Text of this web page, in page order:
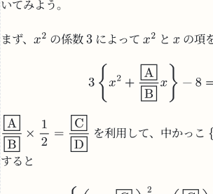
いてみよう。
まず、 の係数 によって と の項
を利用して、中かっこ
すると